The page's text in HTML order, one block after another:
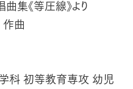
集《等圧線》より
作曲
科 初等教育専攻 幼児